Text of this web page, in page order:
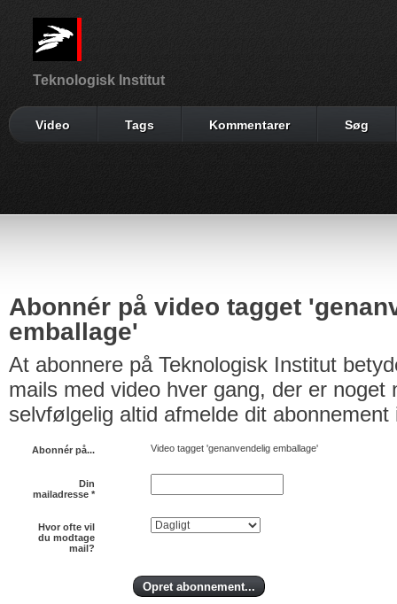
Teknologisk Institut
Video Tags Kommentarer Søg
Abonnér på video tagget
emballage'
At abonnere på Teknologisk Institut
mails med video hver gang, der er noget
selvfølgelig altid afmelde dit abonnement
Abonnér på... Video tagget 'genanvendelig emballage'
Din
mailadresse *
Hvor ofte vil
du modtage
mail?